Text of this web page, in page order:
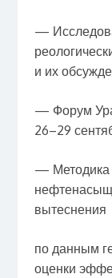
—
и их
— Форум
26–29
— Методика
вытеснения
по данным
оценки